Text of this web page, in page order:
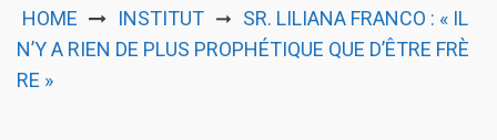
HOME INSTITUT ➞ SR. LILIANA FRANCO : « IL
N’Y A RIEN DE PLUS PROPHÉTIQUE QUE D’ÊTRE FRÈ
RE »